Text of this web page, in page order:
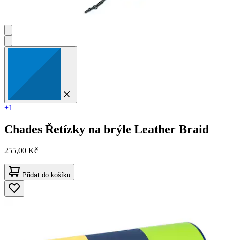
+1
Chades Řetízky na brýle Leather Braid
255,00 Kč
Přidat do košíku